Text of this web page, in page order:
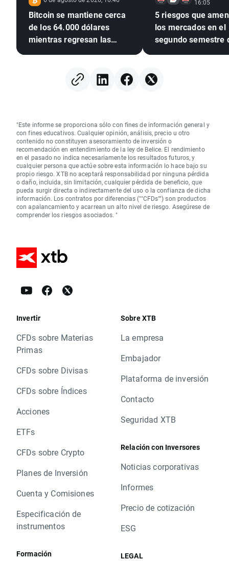
Bitcoin se mantiene cerca
de los 64.000 dólares
mientras regresan las
16:05
5 riesgos que
los mercados en el
segundo semestre
"Este informe se proporciona sólo con fines de información general y
con fines educativos. Cualquier opinión, análisis, precio u otro
contenido no constituyen asesoramiento de inversión o
recomendación en entendimiento de la ley de Belice. El rendimiento
en el pasado no indica necesariamente los resultados futuros, y
cualquier persona que actúe sobre esta información lo hace bajo su
propio riesgo. XTB no aceptará responsabilidad por ninguna pérdida
o daño, incluida, sin limitación, cualquier pérdida de beneficio, que
pueda surgir directa o indirectamente del uso o la confianza de dicha
información. Los contratos por diferencias (""CFDs"") son productos
con apalancamiento y acarrean un alto nivel de riesgo. Asegúrese de
comprender los riesgos asociados. "
Invertir
CFDs sobre Materias
Primas
CFDs sobre Divisas
CFDs sobre Índices
Acciones
ETFs
CFDs sobre Crypto
Planes de Inversión
Cuenta y Comisiones
Especificación de
instrumentos
Formación
Sobre XTB
La empresa
Embajador
Plataforma de inversión
Contacto
Seguridad XTB
Relación con Inversores
Noticias corporativas
Informes
Precio de cotización
ESG
LEGAL